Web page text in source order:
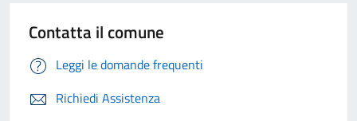
Contatta il comune
Leggi le domande frequenti
Richiedi Assistenza